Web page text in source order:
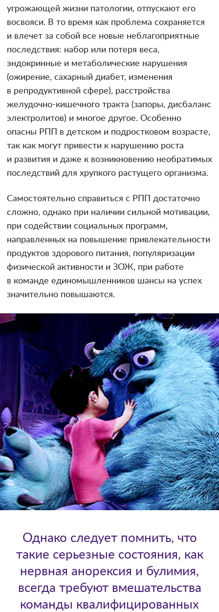
угрожающей жизни патологии, отпускают его
восвояси. В то время как проблема сохраняется
и влечет за собой все новые неблагоприятные
последствия: набор или потеря веса,
эндокринные и метаболические нарушения
(ожирение, сахарный диабет, изменения
в репродуктивной сфере), расстройства
желудочно-кишечного тракта (запоры, дисбаланс
электролитов) и многое другое. Особенно
опасны РПП в детском и подростковом возрасте,
так как могут привести к нарушению роста
и развития и даже к возникновению необратимых
последствий для хрупкого растущего организма.
Самостоятельно справиться с РПП достаточно
сложно, однако при наличии сильной мотивации,
при содействии социальных программ,
направленных на повышение привлекательности
продуктов здорового питания, популяризации
физической активности и ЗОЖ, при работе
в команде единомышленников шансы на успех
значительно повышаются.
Однако следует помнить, что
такие серьезные состояния, как
нервная анорексия и булимия,
всегда требуют вмешательства
команды квалифицированных